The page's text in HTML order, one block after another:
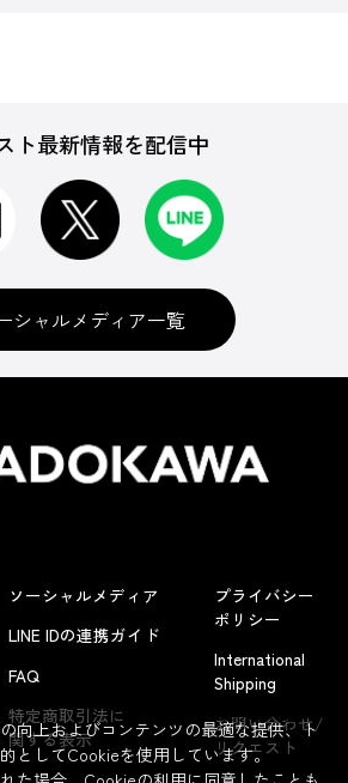
よくあるお問い合わせ
ト最新情報を配信中
シャルメディア一覧
ソーシャルメディア
LINE IDの連携ガイド
FAQ
特定商取引法に
関する表示
プライバシー
ポリシー
International
Shipping
お問い合わせ/
リクエスト
向上およびコンテンツの最適な提供、ト
としてCookieを使用しています。